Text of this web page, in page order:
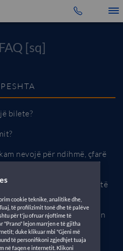
bilete?
nevojë për ndihmë, çfarë
harruar dokumentin tim të
nuk kam ende regjistrimin
cookie teknike, analitike dhe,
të profilizimit tonë dhe të palëve
për t'ju ofruar njoftime të
"Prano" lejon marrjen e të gjitha
duke klikuar mbi "Gjeni më
të personifikoni zgjedhjet tuaja
në faqen e internetit. Klikoni